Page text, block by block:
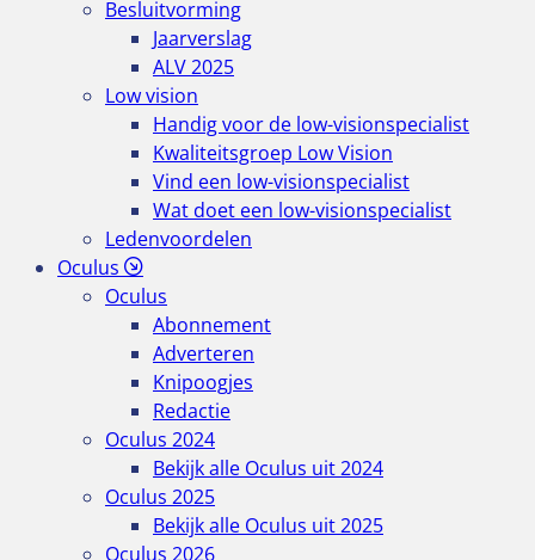
Besluitvorming
Jaarverslag
ALV 2025
Low vision
Handig voor de low-visionspecialist
Kwaliteitsgroep Low Vision
Vind een low-visionspecialist
Wat doet een low-visionspecialist
Ledenvoordelen
Oculus
Oculus
Abonnement
Adverteren
Knipoogjes
Redactie
Oculus 2024
Bekijk alle Oculus uit 2024
Oculus 2025
Bekijk alle Oculus uit 2025
Oculus 2026